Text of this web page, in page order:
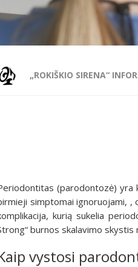
„ROKIŠKIO SIRENA“
(parodontozė) yra
simptomai ignoruojami, ,
kurią sukelia
burnos skalavimo
vystosi